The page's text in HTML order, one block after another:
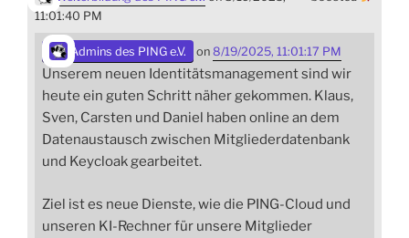
11:01:40 PM
Admins des PING e.V. on 8/19/2025, 11:01:17 PM
Unserem neuen Identitätsmanagement sind wir
heute ein guten Schritt näher gekommen. Klaus,
Sven, Carsten und Daniel haben online an dem
Datenaustausch zwischen Mitgliederdatenbank
und Keycloak gearbeitet.
Ziel ist es neue Dienste, wie die PING-Cloud und
unseren KI-Rechner für unsere Mitglieder